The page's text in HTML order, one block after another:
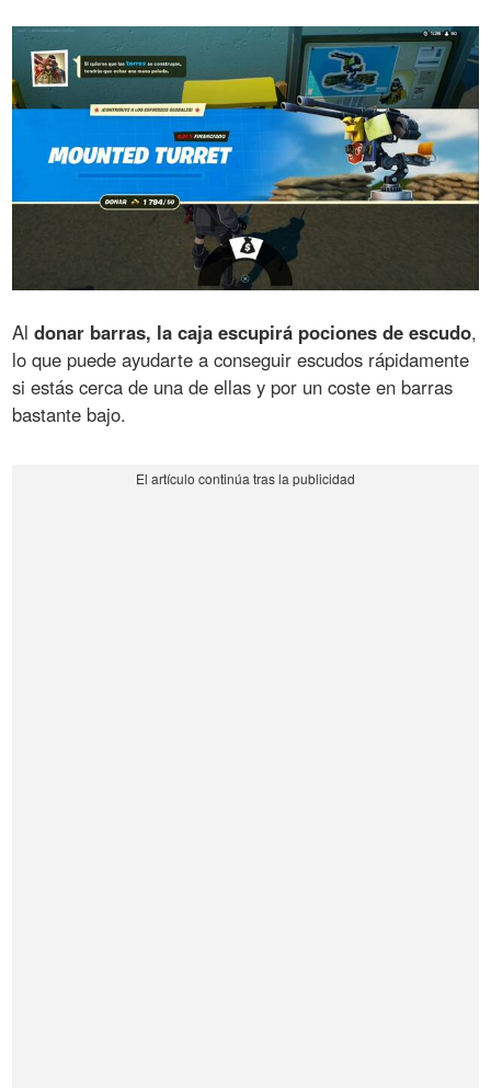
Aldonar barras, la caja escupirá pociones de escudo,
lo que puede ayudarte a conseguir escudos rápidamente
si estás cerca de una de ellas y por un coste en barras
bastante bajo.